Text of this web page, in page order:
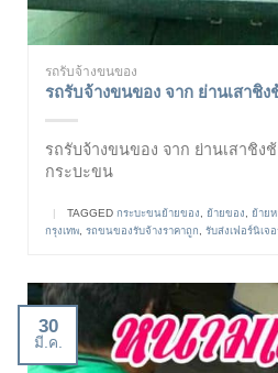
รถรับจ้างขนของ
รถรับจ้างขนของ จาก ย่านเสาชิ
รถรับจ้างขนของ จาก ย่านเสาชิง
กระบะขน
| TAGGED กระบะขนย้ายของ ย้ายของ ย้าย
กรุงเทพ รถขนของรับจ้างราคาถูก รับส่งเฟอร์นิเจอ
30
มี.ค.